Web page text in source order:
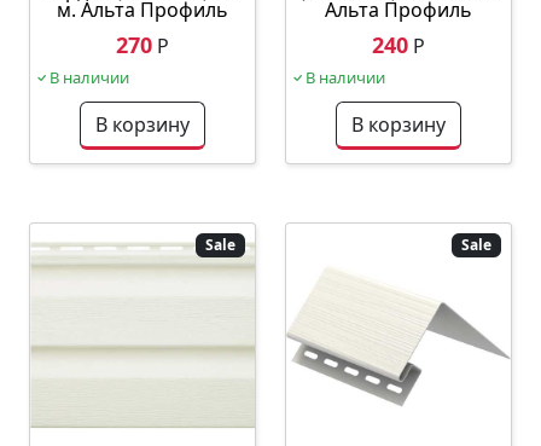
м. Альта Профиль
270 Р
В наличии
В корзину
Альта Профиль
240 Р
В наличии
В корзину
Sale Sale